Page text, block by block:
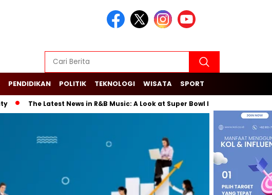
PENDIDIKAN POLITIK TEKNOLOGI WISATA SPORT
The Latest News in R&B Music: A Look at Super Bowl Performances, New